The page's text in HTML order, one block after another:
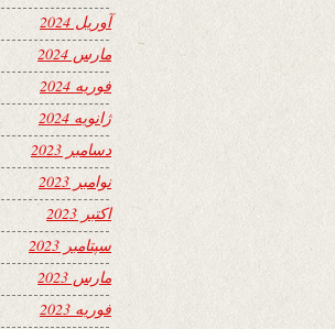
آوریل 2024
مارس 2024
فوریه 2024
ژانویه 2024
دسامبر 2023
نوامبر 2023
اکتبر 2023
سپتامبر 2023
مارس 2023
فوریه 2023